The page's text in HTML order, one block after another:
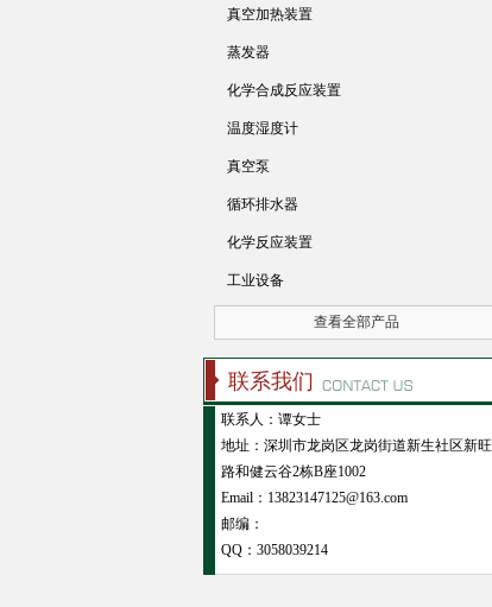
真空加热装置
蒸发器
化学合成反应装置
温度湿度计
真空泵
循环排水器
化学反应装置
工业设备
查看全部产品
联系我们
联系人：谭女士
地址：深圳市龙岗区龙岗街道新生社区新旺
路和健云谷2栋B座1002
Email：13823147125@163.com
邮编：
QQ： 3058039214